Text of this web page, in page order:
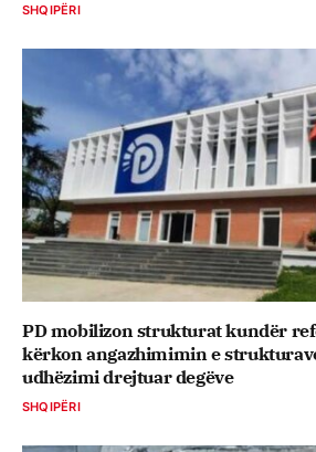
SHQIPËRI
PD mobilizon strukturat kundër
kërkon angazhimimin e
udhëzimi drejtuar degëve
SHQIPËRI